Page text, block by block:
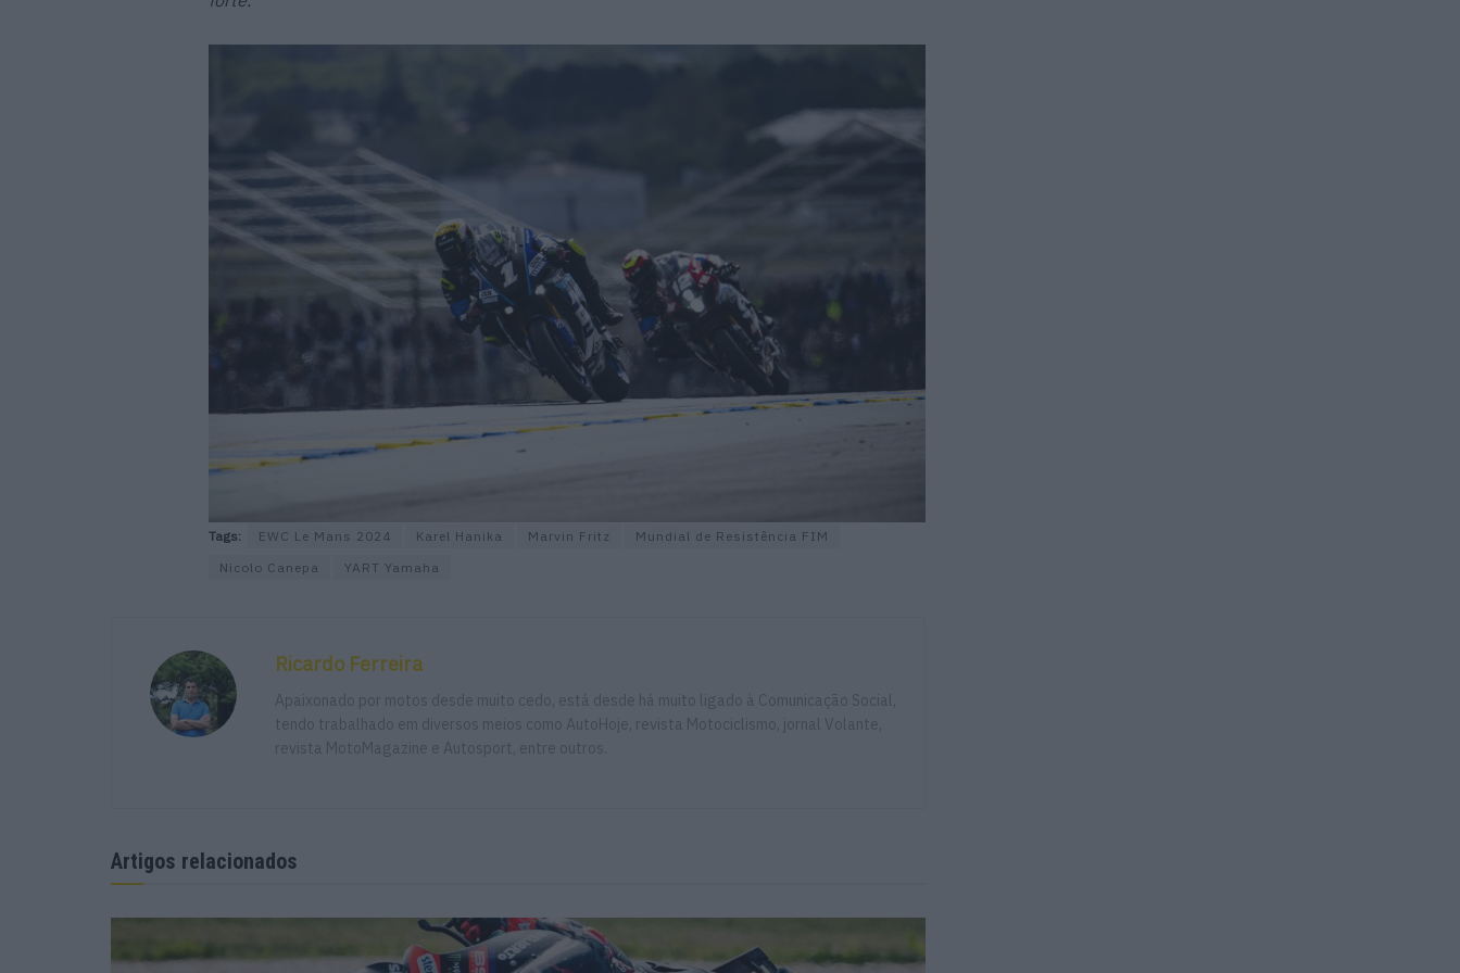
Tags: EWC Le Mans 2024 Karel Hanika Marvin Fritz
Mundial de Resistência FIM
Nicolo Canepa
YART Yamaha
Ricardo Ferreira
Apaixonado por motos desde muito cedo, está desde há muito ligado à Comunicação Social,
tendo trabalhado em diversos meios como AutoHoje, revista Motociclismo, jornal Volante,
revista MotoMagazine e Autosport, entre outros.
Artigos relacionados